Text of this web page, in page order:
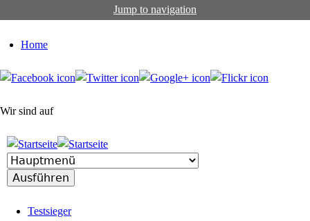
Jump to navigation
Home
Wir sind auf
Testsieger